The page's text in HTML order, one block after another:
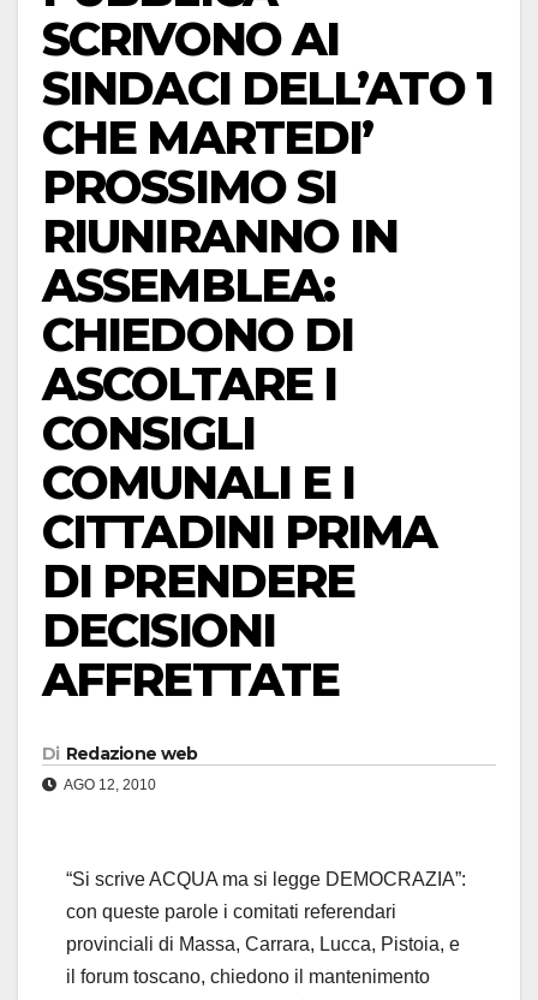
SCRIVONO AI
SINDACI DELL’ATO 1
CHE MARTEDI’
PROSSIMO SI
RIUNIRANNO IN
ASSEMBLEA:
CHIEDONO DI
ASCOLTARE I
CONSIGLI
COMUNALI E I
CITTADINI PRIMA
DI PRENDERE
DECISIONI
AFFRETTATE
Di Redazione web
AGO 12, 2010
“Si scrive ACQUA ma si legge DEMOCRAZIA”:
con queste parole i comitati referendari
provinciali di Massa, Carrara, Lucca, Pistoia, e
il forum toscano, chiedono il mantenimento